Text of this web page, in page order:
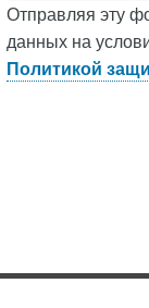
Отправляя эту
данных на
Политикой